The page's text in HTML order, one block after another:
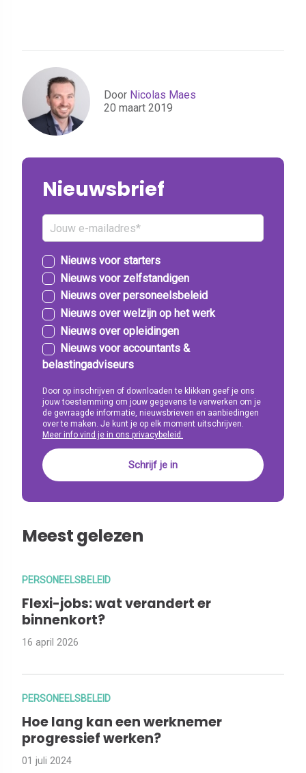
Door Nicolas Maes
20 maart 2019
Nieuwsbrief
Nieuws voor starters
Nieuws voor zelfstandigen
Nieuws over personeelsbeleid
Nieuws over welzijn op het werk
Nieuws over opleidingen
Nieuws voor accountants &
belastingadviseurs
Door op inschrijven of downloaden te klikken geef je ons
jouw toestemming om jouw gegevens te verwerken om je
de gevraagde informatie, nieuwsbrieven en aanbiedingen
over te maken. Je kunt je op elk moment uitschrijven.
Meer info vind je in ons privacybeleid.
Meest gelezen
PERSONEELSBELEID
Flexi-jobs: wat verandert er
binnenkort?
16 april 2026
PERSONEELSBELEID
Hoe lang kan een werknemer
progressief werken?
01 juli 2024